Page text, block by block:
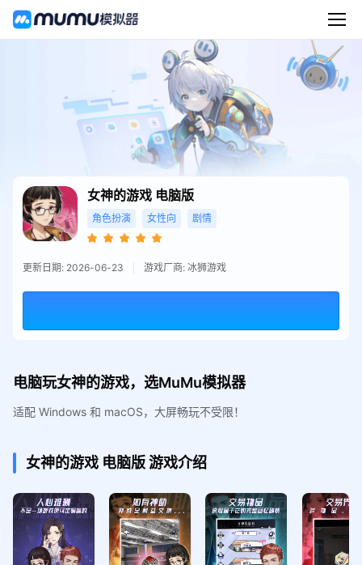
女神的游戏 电脑版
角色扮演 女性向 剧情
更新日期: 2026-06-23 游戏厂商: 冰狮游戏
电脑玩女神的游戏，选MuMu模拟器
适配 Windows 和 macOS，大屏畅玩不受限！
女神的游戏 电脑版游戏介绍